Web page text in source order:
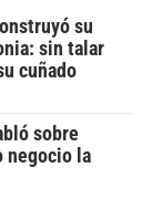
su
sin talar
cuñado
sobre
negocio la